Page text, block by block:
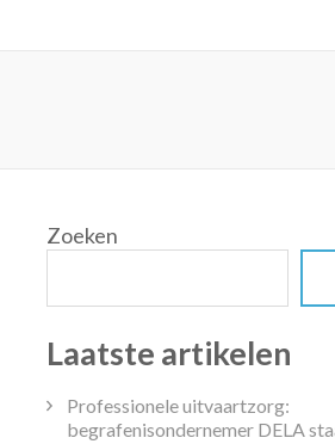
Zoeken
Laatste artikelen
Professionele uitvaartzorg:
begrafenisondernemer DELA